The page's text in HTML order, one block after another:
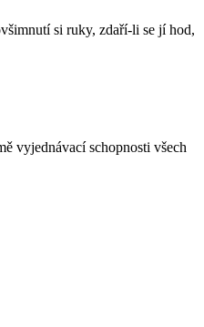
si ruky, zdaří-li se jí hod,
vyjednávací schopnosti všech